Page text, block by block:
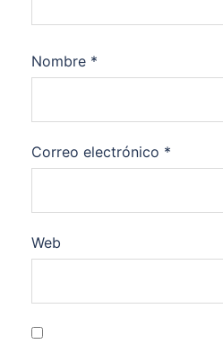
Nombre *
Correo electrónico *
Web